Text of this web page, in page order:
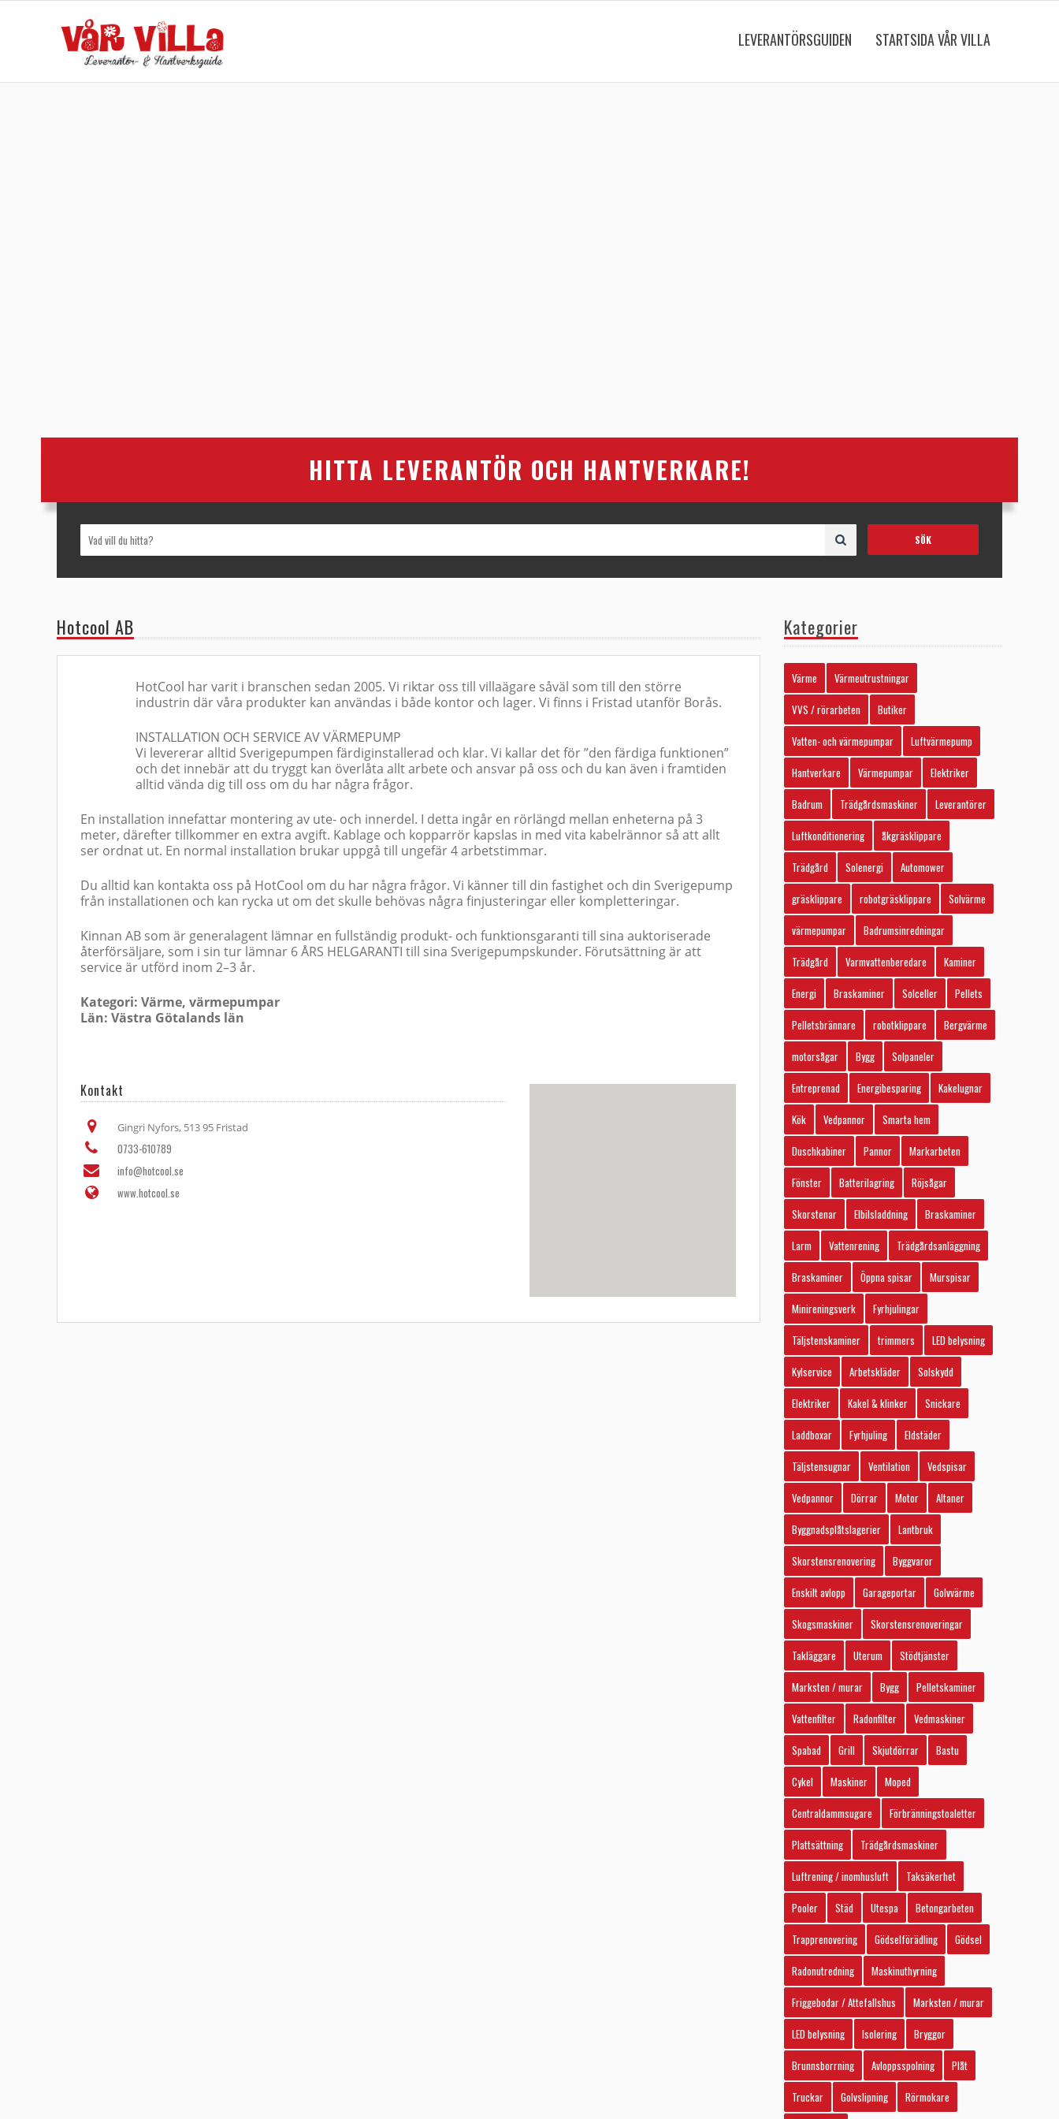
LEVERANTÖRSGUIDEN STARTSIDA VÅR VILLA
HITTA LEVERANTÖR OCH HANTVERKARE!
Hotcool AB
HotCool har varit i branschen sedan 2005. Vi riktar oss till villaägare såväl som till den större
industrin där våra produkter kan användas i både kontor och lager. Vi finns i Fristad utanför Borås.
INSTALLATION OCH SERVICE AV VÄRMEPUMP
Vi levererar alltid Sverigepumpen färdiginstallerad och klar. Vi kallar det för ”den färdiga funktionen”
och det innebär att du tryggt kan överlåta allt arbete och ansvar på oss och du kan även i framtiden
alltid vända dig till oss om du har några frågor.
En installation innefattar montering av ute- och innerdel. I detta ingår en rörlängd mellan enheterna på 3
meter, därefter tillkommer en extra avgift. Kablage och kopparrör kapslas in med vita kabelrännor så att allt
ser ordnat ut. En normal installation brukar uppgå till ungefär 4 arbetstimmar.
Du alltid kan kontakta oss på HotCool om du har några frågor. Vi känner till din fastighet och din Sverigepump
från installationen och kan rycka ut om det skulle behövas några finjusteringar eller kompletteringar.
Kinnan AB som är generalagent lämnar en fullständig produkt- och funktionsgaranti till sina auktoriserade
återförsäljare, som i sin tur lämnar 6 ÅRS HELGARANTI till sina Sverigepumpskunder. Förutsättning är att
service är utförd inom 2–3 år.
Kategori: Värme, värmepumpar
Län: Västra Götalands län
Kontakt
Gingri Nyfors, 513 95 Fristad
0733-610789
info@hotcool.se
www.hotcool.se
Kategorier
Värme
Värmeutrustningar
VVS / rörarbeten
Butiker
Vatten- och värmepumpar
Luftvärmepump
Hantverkare
Värmepumpar
Elektriker
Badrum
Trädgårdsmaskiner
Leverantörer
Luftkonditionering
åkgräsklippare
Trädgård
Solenergi
Automower
gräsklippare
robotgräsklippare
Solvärme
värmepumpar
Badrumsinredningar
Trädgård
Varmvattenberedare
Kaminer
Energi
Braskaminer Solceller
Pellets
Pelletsbrännare
robotklippare
Bergvärme
motorsågar
Bygg
Solpaneler
Entreprenad
Energibesparing
Kakelugnar
Kök
Vedpannor
Smarta hem
Duschkabiner
Pannor
Markarbeten
Fönster
Batterilagring
Röjsågar
Skorstenar
Elbilsladdning
Braskaminer
Larm
Vattenrening
Trädgårdsanläggning
Braskaminer
Öppna spisar
Murspisar
Minireningsverk
Fyrhjulingar
Täljstenskaminer
trimmers
LED belysning
Kylservice
Arbetskläder
Solskydd
Elektriker
Kakel & klinker
Snickare
Laddboxar
Fyrhjuling
Eldstäder
Täljstensugnar
Ventilation
Vedspisar
Vedpannor
Dörrar Motor
Altaner
Byggnadsplåtslagerier
Lantbruk
Skorstensrenovering
Byggvaror
Enskilt avlopp
Garageportar
Golvvärme
Skogsmaskiner
Skorstensrenoveringar
Takläggare
Uterum
Stödtjänster
Marksten / murar
Bygg
Pelletskaminer
Vattenfilter
Radonfilter
Vedmaskiner
Spabad
Grill Skjutdörrar
Bastu
Cykel
Maskiner
Moped
Centraldammsugare
Förbränningstoaletter
Plattsättning
Trädgårdsmaskiner
Luftrening / inomhusluft
Taksäkerhet
Pooler
Städ Utespa
Betongarbeten
Trapprenovering
Gödselförädling
Gödsel
Radonutredning
Maskinuthyrning
Friggebodar / Attefallshus
Marksten / murar
LED belysning
Isolering
Bryggor
Brunnsborrning
Avloppsspolning
Plåt
Truckar
Golvslipning Rörmokare